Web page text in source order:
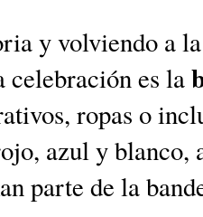
y volviendo a
celebración es la
ropas o
azul y blanco,
parte de la